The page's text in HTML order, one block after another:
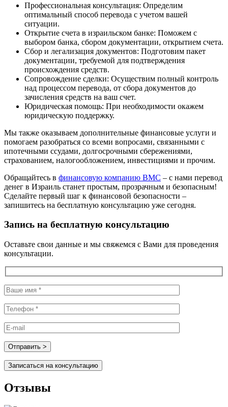
Профессиональная консультация: Определим
оптимальный способ перевода с учетом вашей
ситуации.
Открытие счета в израильском банке: Поможем с
выбором банка, сбором документации, открытием счета.
Сбор и легализация документов: Подготовим пакет
документации, требуемой для подтверждения
происхождения средств.
Сопровождение сделки: Осуществим полный контроль
над процессом перевода, от сбора документов до
зачисления средств на ваш счет.
Юридическая помощь: При необходимости окажем
юридическую поддержку.
Мы также оказываем дополнительные финансовые услуги и
помогаем разобраться со всеми вопросами, связанными с
ипотечными ссудами, долгосрочными сбережениями,
страхованием, налогообложением, инвестициями и прочим.
Обращайтесь в финансовую компанию ВМС – с нами перевод
денег в Израиль станет простым, прозрачным и безопасным!
Сделайте первый шаг к финансовой безопасности –
запишитесь на бесплатную консультацию уже сегодня.
Запись на бесплатную консультацию
Оставьте свои данные и мы свяжемся с Вами для проведения
консультации.
Записаться на консультацию
Отзывы